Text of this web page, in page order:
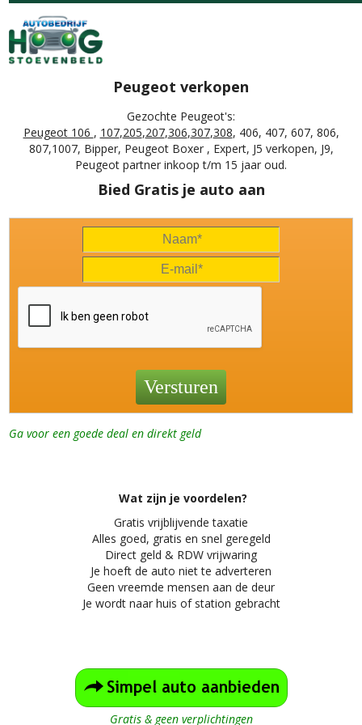
Peugeot verkopen
Gezochte Peugeot's:
Peugeot 106 , 107,205,207,306,307,308, 406, 407, 607, 806,
807,1007, Bipper, Peugeot Boxer , Expert, J5 verkopen, J9,
Peugeot partner inkoop t/m 15 jaar oud.
Bied Gratis je auto aan
Ga voor een goede deal en direkt geld
Wat zijn je voordelen?
Gratis vrijblijvende taxatie
Alles goed, gratis en snel geregeld
Direct geld & RDW vrijwaring
Je hoeft de auto niet te adverteren
Geen vreemde mensen aan de deur
Je wordt naar huis of station gebracht
Gratis & geen verplichtingen